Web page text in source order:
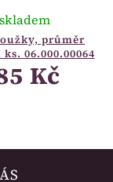
průměr
06.000.00064
skladem
Kč